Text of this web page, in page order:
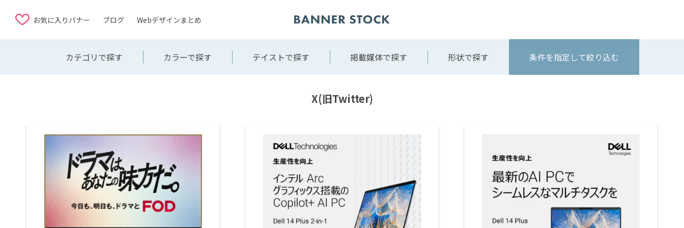
お気に入りバナー ブログ Webデザインまとめ
カテゴリで探す カラーで探す テイストで探す 掲載媒体で探す 形状で探す 条件を指定して絞り込む
X(旧Twitter)